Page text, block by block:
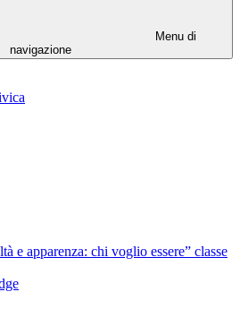
Menu di
navigazione
e apparenza: chi voglio essere” classe